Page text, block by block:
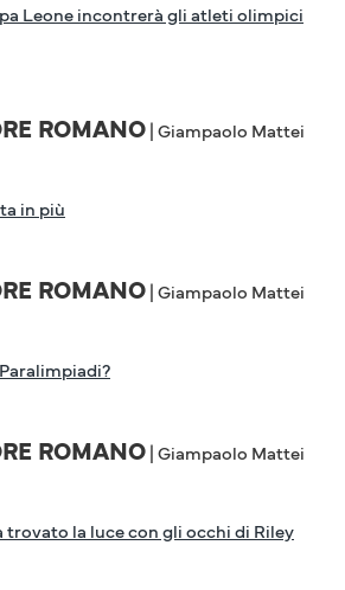
Leone incontrerà gli atleti olimpici
ROMANO| Giampaolo Mattei
in più
ROMANO| Giampaolo Mattei
ROMANO| Giampaolo Mattei
trovato la luce con gli occhi di Riley